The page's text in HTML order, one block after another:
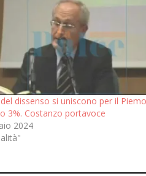
dissenso si uniscono per il
3%. Costanzo portavoce
2024